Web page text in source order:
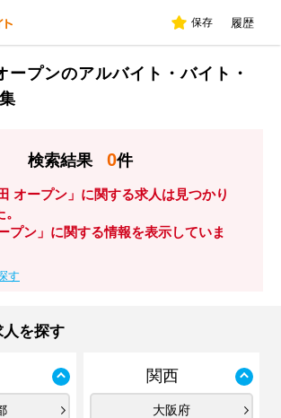
保存 履歴
ープンのアルバイト・バイト・
検索結果 0件
オープン」に関する求人は見つかり
プン」に関する情報を表示していま
す
を探す
関西
大阪府